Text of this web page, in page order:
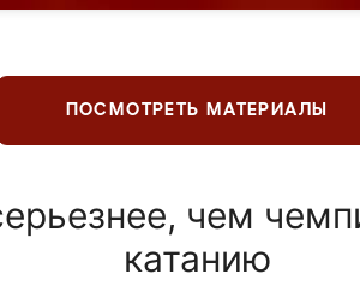
ПОСМОТРЕТЬ МАТЕРИАЛЫ
чем
катанию